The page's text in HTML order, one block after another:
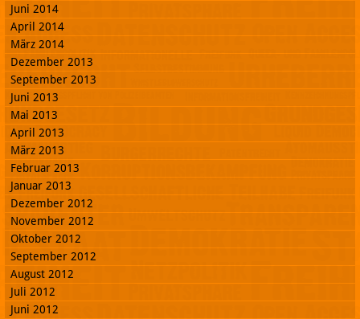
Juni 2014
April 2014
März 2014
Dezember 2013
September 2013
Juni 2013
Mai 2013
April 2013
März 2013
Februar 2013
Januar 2013
Dezember 2012
November 2012
Oktober 2012
September 2012
August 2012
Juli 2012
Juni 2012